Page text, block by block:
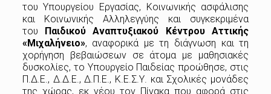
του Υπουργείου Εργασίας, Κοινωνικής ασφάλισης
και Κοινωνικής Αλληλεγγύης και συγκεκριμένα
του Παιδικού Αναπτυξιακού Κέντρου Αττικής
«Μιχαλήνειο», αναφορικά με τη διάγνωση και τη
χορήγηση βεβαιώσεων σε άτομα με μαθησιακές
δυσκολίες, το Υπουργείο Παιδείας προώθησε, στις
Π.Δ.Ε., Δ.Δ.Ε., Δ.Π.Ε., Κ.Ε.Σ.Υ. και Σχολικές μονάδες
της χώρας, εκ νέου τον Πίνακα που αφορά στις